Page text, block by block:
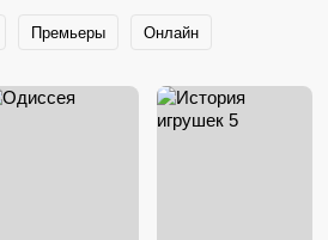
Премьеры Онлайн